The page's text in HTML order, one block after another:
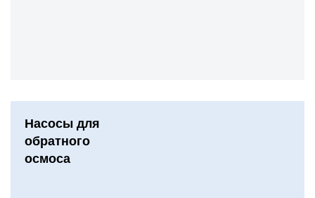
Насосы для
обратного
осмоса